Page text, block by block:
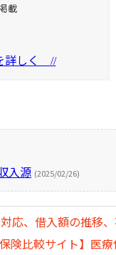
載
詳しく //
入源 (2025/02/26)
応、借入額の推移
険比較サイト】医療